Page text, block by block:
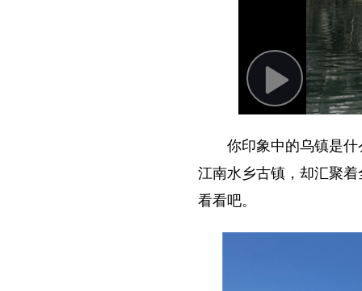
Play
Video
你印象中的乌镇是
江南水乡古镇，却汇聚
看看吧。